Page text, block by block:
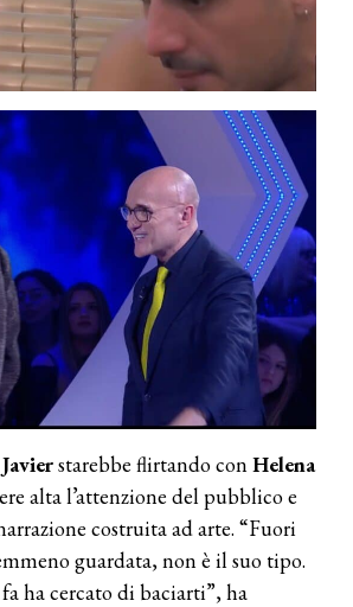
Javierstarebbe flirtando conHelena
alta l’attenzione del pubblico e
costruita ad arte. “Fuori
guardata, non è il suo tipo.
ha cercato di baciarti”, ha
BOLOGNA
Bologna
&
2022: I
la nuova collezione
per Natale
del Cinema di Roma
una doppia
Good Experience”!